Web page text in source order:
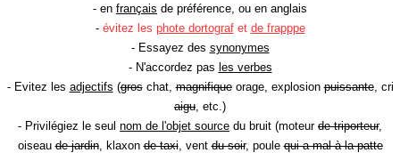
- en français de préférence, ou en anglais
- évitez les phote dortografet de frapppe
- Essayez des synonymes
- N'accordez pas les verbes
- Evitez les adjectifs (groschat,magnifiqueorage, explosionpuissante, cri
aigu , etc.)
- Privilégiez le seul nom de l'objet source du bruit (moteur de triporteur,
oiseaude jardin, klaxonde taxi, ventdu soir, poulequi a mal à la patte